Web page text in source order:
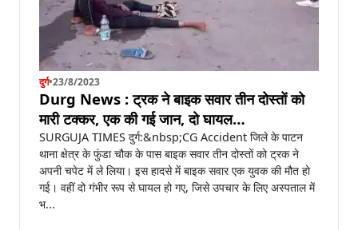
दुर्ग•23/8/2023
Durg News : ट्रक ने बाइक सवार तीन दोस्तों को
मारी टक्कर, एक की गई जान, दो घायल…
SURGUJA TIMES दुर्ग:&nbsp;CG Accident जिले के पाटन
थाना क्षेत्र के फुंडा चौक के पास बाइक सवार तीन दोस्तों को ट्रक ने
अपनी चपेट में ले लिया। इस हादसे में बाइक सवार एक युवक की मौत हो
गई। वहीं दो गंभीर रूप से घायल हो गए, जिसे उपचार के लिए अस्पताल में
भ...